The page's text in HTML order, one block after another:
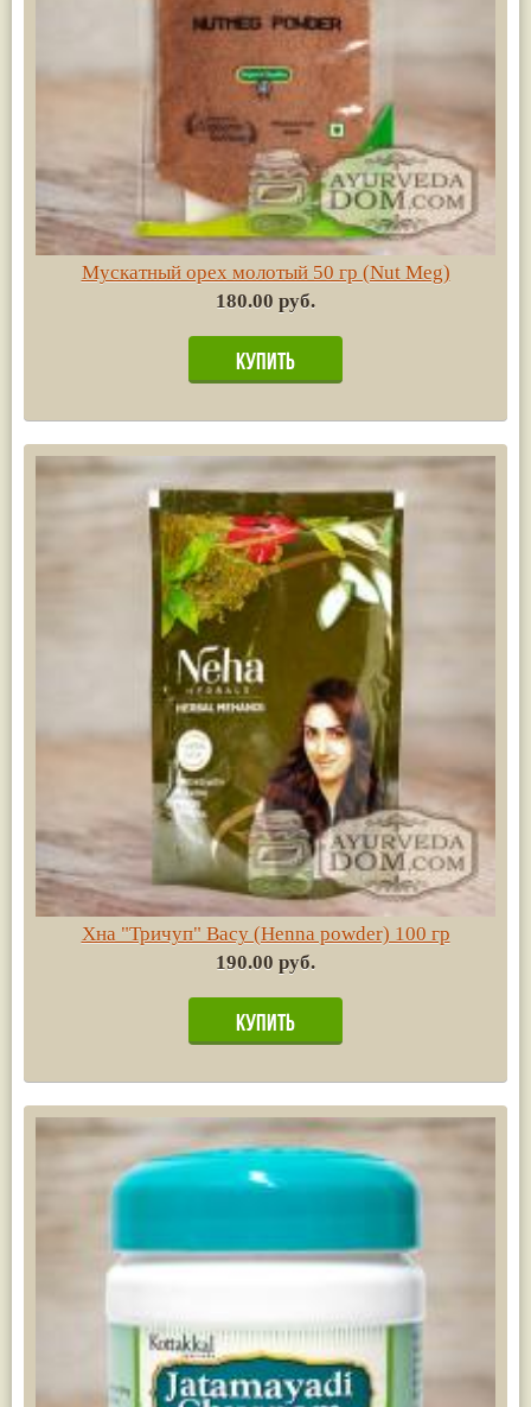
Мускатный орех молотый 50 гр (Nut Meg)
180.00 руб.
Хна "Тричуп" Васу (Henna powder) 100 гр
190.00 руб.